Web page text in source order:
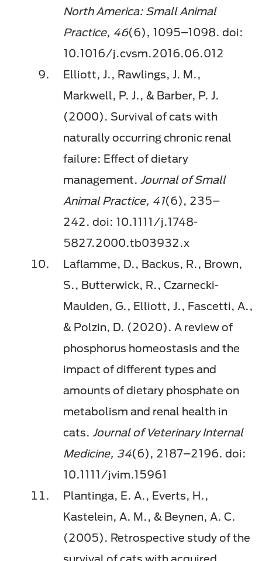
North America: Small Animal
Practice, 46(6), 1095–1098. doi:
10.1016/j.cvsm.2016.06.012
Elliott, J., Rawlings, J. M.,
Markwell, P. J., & Barber, P. J.
(2000). Survival of cats with
naturally occurring chronic renal
failure: Effect of dietary
management. Journal of Small
Animal Practice, 41(6), 235–
242. doi: 10.1111/j.1748-
5827.2000.tb03932.x
Laflamme, D., Backus, R., Brown,
S., Butterwick, R., Czarnecki-
Maulden, G., Elliott, J., Fascetti, A.,
& Polzin, D. (2020). A review of
phosphorus homeostasis and the
impact of different types and
amounts of dietary phosphate on
metabolism and renal health in
cats. Journal of Veterinary Internal
Medicine, 34(6), 2187–2196. doi:
10.1111/jvim.15961
Plantinga, E. A., Everts, H.,
Kastelein, A. M., & Beynen, A. C.
(2005). Retrospective study of the